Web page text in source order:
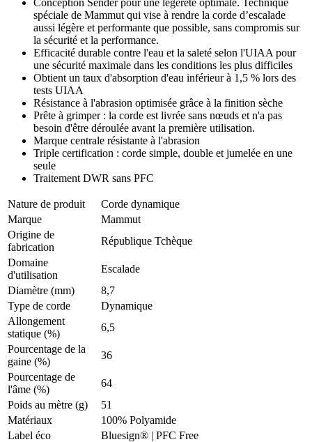
spéciale de Mammut qui vise à rendre la corde d’escalade
aussi légère et performante que possible, sans compromis sur
la sécurité et la performance.
Efficacité durable contre l'eau et la saleté selon l'UIAA pour
une sécurité maximale dans les conditions les plus difficiles
Obtient un taux d'absorption d'eau inférieur à 1,5 % lors des
tests UIAA
Résistance à l'abrasion optimisée grâce à la finition sèche
Prête à grimper : la corde est livrée sans nœuds et n'a pas
besoin d'être déroulée avant la première utilisation.
Marque centrale résistante à l'abrasion
Triple certification : corde simple, double et jumelée en une
seule
Traitement DWR sans PFC
Nature de produit
Corde dynamique
Marque
Mammut
Origine de
fabrication
République Tchèque
Domaine
d'utilisation
Escalade
Diamètre (mm)
8,7
Type de corde
Dynamique
Allongement
statique (%)
6,5
Pourcentage de la
gaine (%)
36
Pourcentage de
l'âme (%)
64
Poids au mètre (g)
51
Matériaux
100% Polyamide
Label éco
Bluesign® | PFC Free